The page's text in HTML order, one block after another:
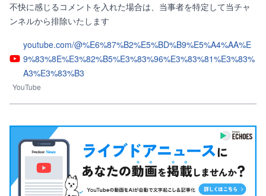
不快に感じるコメントを入れた場合は、当事者を特定して当チャ
ンネルから排除いたします
youtube.com/@%E6%87%B2%E5%BD%B9%E5%A4%AA%E
9%83%8E%E3%82%B5%E3%83%96%E3%83%81%E3%83%
A3%E3%83%B3
YouTube